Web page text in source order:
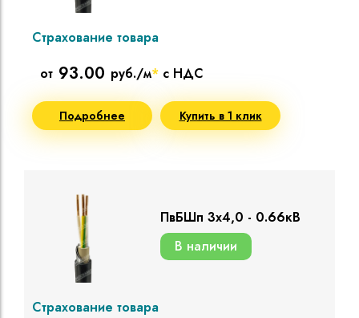
Страхование товара
от 93.00 руб./м* с НДС
Подробнее Купить в 1 клик
ПвБШп 3х4,0 - 0.66кВ
В наличии
Страхование товара